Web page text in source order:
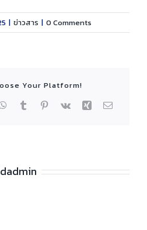
| ข่าวสาร | 0 Comments
Your Platform!
WhatsApp
Tumblr Pinterest
Vk Xing Email